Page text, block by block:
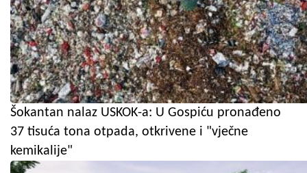
Šokantan nalaz USKOK-a: U Gospiću pronađeno
37 tisuća tona otpada, otkrivene i "vječne
kemikalije"